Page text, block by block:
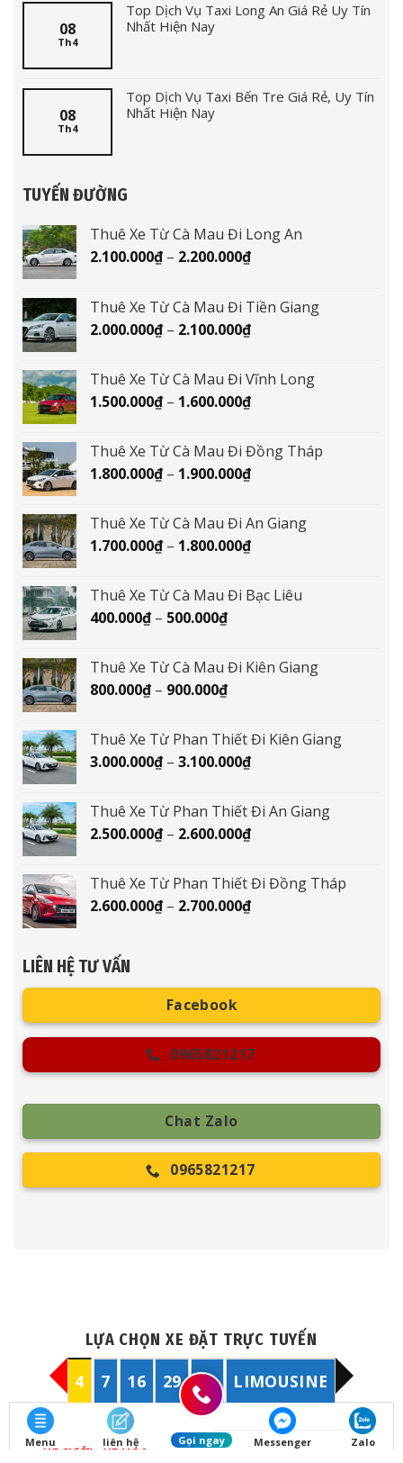
08
Th4
Top Dịch Vụ Taxi Long An Giá Rẻ Uy Tín
Nhất Hiện Nay
08
Th4
Top Dịch Vụ Taxi Bến Tre Giá Rẻ, Uy Tín
Nhất Hiện Nay
TUYẾN ĐƯỜNG
Thuê Xe Từ Cà Mau Đi Long An
2.100.000₫ – 2.200.000₫Khoảng
2.100.000₫
đến
Thuê Xe Từ Cà Mau Đi Tiền Giang
2.000.000₫ – 2.100.000₫Khoảng
2.000.000₫
đến
Thuê Xe Từ Cà Mau Đi Vĩnh Long
1.500.000₫ – 1.600.000₫Khoảng
1.500.000₫
đến
Thuê Xe Từ Cà Mau Đi Đồng Tháp
1.800.000₫ – 1.900.000₫Khoảng
1.800.000₫
đến
Thuê Xe Từ Cà Mau Đi An Giang
1.700.000₫ – 1.800.000₫Khoảng
1.700.000₫
Thuê Xe Từ Cà Mau Đi Bạc Liêu
400.000₫ – 500.000₫Khoảng
400.000₫
đến
Thuê Xe Từ Cà Mau Đi Kiên Giang
800.000₫ – 900.000₫Khoảng
800.000₫
đến
Thuê Xe Từ Phan Thiết Đi Kiên Giang
3.000.000₫ – 3.100.000₫Khoảng
3.000.000₫
đến
Thuê Xe Từ Phan Thiết Đi An Giang
2.500.000₫ – 2.600.000₫Khoảng
2.500.000₫
đến
Thuê Xe Từ Phan Thiết Đi Đồng Tháp
2.600.000₫ – 2.700.000₫Khoảng
LIÊN HỆ TƯ VẤN
Facebook
0965821217
Chat Zalo
0965821217
LỰA CHỌN XE ĐẶT TRỰC TUYẾN
4 7 16 29 45 LIMOUSINE
XE CƯỚI - XE HOA KIA K3 16AT
Menu liên hệ Gọi ngay Messenger Zalo